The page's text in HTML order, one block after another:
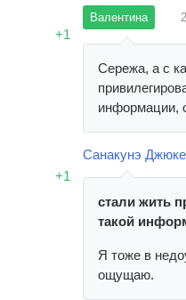
+1
Валентина
Сережа, а с
информации,
+1
Санакунэ
стали жить
такой
Я тоже в
ощущаю.